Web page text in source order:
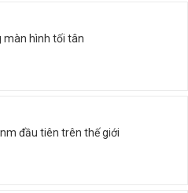
màn hình tối tân
đầu tiên trên thế giới